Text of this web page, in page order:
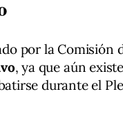
por la Comisión
, ya que aún
durante el